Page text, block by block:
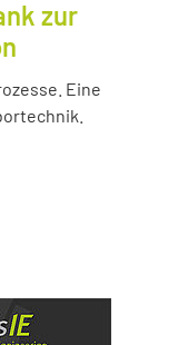
zur
Eine